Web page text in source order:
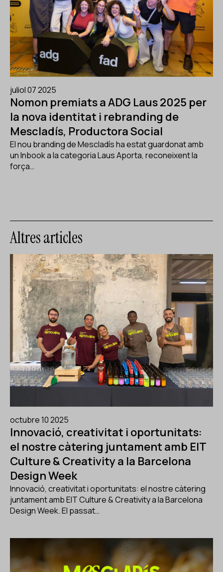
juliol 07 2025
Nomon premiats a ADG Laus 2025 per
la nova identitat i rebranding de
Mescladís, Productora Social
El nou branding de Mescladís ha estat guardonat amb
un Inbook a la categoria Laus Aporta, reconeixent la
força…
Altres articles
octubre 10 2025
Innovació, creativitat i oportunitats:
el nostre càtering juntament amb EIT
Culture & Creativity a la Barcelona
Design Week
Innovació, creativitat i oportunitats: el nostre càtering
juntament amb EIT Culture & Creativity a la Barcelona
Design Week. El passat…